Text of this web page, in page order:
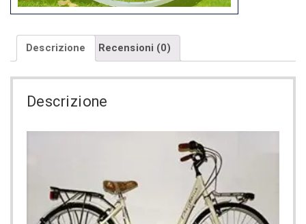
Descrizione Recensioni (0)
Descrizione